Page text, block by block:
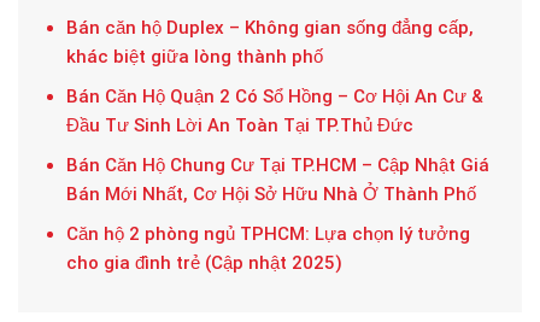
Bán căn hộ Duplex – Không gian sống đẳng cấp,
khác biệt giữa lòng thành phố
Bán Căn Hộ Quận 2 Có Sổ Hồng – Cơ Hội An Cư &
Đầu Tư Sinh Lời An Toàn Tại TP.Thủ Đức
Bán Căn Hộ Chung Cư Tại TP.HCM – Cập Nhật Giá
Bán Mới Nhất, Cơ Hội Sở Hữu Nhà Ở Thành Phố
Căn hộ 2 phòng ngủ TPHCM: Lựa chọn lý tưởng
cho gia đình trẻ (Cập nhật 2025)